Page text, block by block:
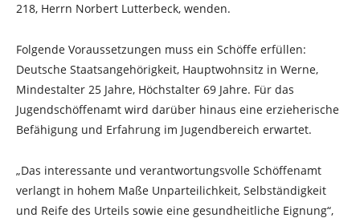
218, Herrn Norbert Lutterbeck, wenden.
Folgende Voraussetzungen muss ein Schöffe erfüllen:
Deutsche Staatsangehörigkeit, Hauptwohnsitz in Werne,
Mindestalter 25 Jahre, Höchstalter 69 Jahre. Für das
Jugendschöffenamt wird darüber hinaus eine erzieherische
Befähigung und Erfahrung im Jugendbereich erwartet.
„Das interessante und verantwortungsvolle Schöffenamt
verlangt in hohem Maße Unparteilichkeit, Selbständigkeit
und Reife des Urteils sowie eine gesundheitliche Eignung“,